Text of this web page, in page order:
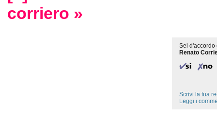
corriero »
Sei d'accordo
Renato
Scrivi la tua
Leggi i